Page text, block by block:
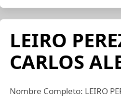
LEIRO
CARLOS
Nombre Completo: LEIRO